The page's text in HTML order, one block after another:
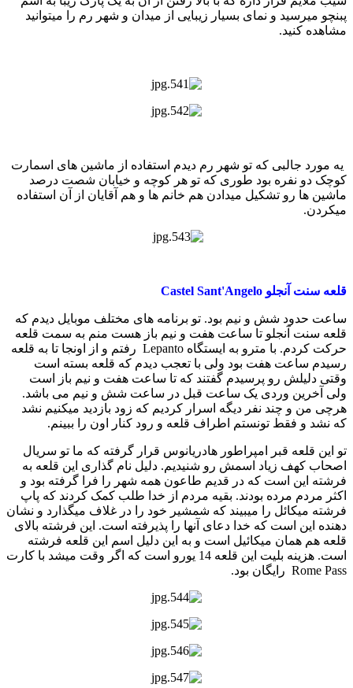
پبنچو میرسید و نمای بسیار زیبایی از میدان و شهر رم را میتوانید
مشاهده کنید.
یه مورد جالبی که تو شهر رم دیدم استفاده از ماشین های اسمارت
کوچک دو نفره بود طوری که تو هر کوچه و خیابان شصت درصد
ماشین ها رو تشکیل میدادن هم خانم ها و هم آقایان از آن استفاده
میکردن.
قلعه سنت آنجلو Castel Sant'Angelo
ساعت حدود شش و نیم بود. تو برنامه های مختلف موبایل دیدم که
قلعه سنت آنجلو تا ساعت هفت و نیم باز هست منم به سمت قلعه
حرکت کردم. با مترو به ایستگاه Lepanto رفتم و از اونجا تا به قلعه
رسیدم ساعت هفت بود ولی با تعجب دیدم که قلعه بسته است
وقتی دلیلش رو پرسیدم گفتند که تا ساعت هفت و نیم باز است
ولی آخرین وردی یک ساعت قبل در ساعت شش و نیم می باشد.
هرچی من و چند نفر دیگه اسرار کردیم که زود بازدید میکنیم نشد
که نشد و فقط تونستم اطراف قلعه و رود کنار اون را ببینم.
تو این قلعه قبر امپراطور هادریانوس قرار گرفته که ما تو سریال
اصحاب کهف زیاد اسمش رو شنیدیم. دلیل نام گذاری این قلعه به
فرشته این است که در قدیم طاعون همه شهر را فرا گرفته بود و
اکثر مردم مرده بودند. بقیه مردم از خدا طلب کمک کردند که پاپ
فرشته میکائل را میبیند که شمشیر خود را در غلاف میگذارد و نشان
دهنده این است که خدا دعای آنها را پذیرفته است. این فرشته بالای
قلعه هم همان میکائیل است و به این دلیل اسم این قلعه فرشته
است. هزینه بلیت این قلعه 14 یورو است که اگر وقت میشد با کارت
Rome Pass رایگان بود.